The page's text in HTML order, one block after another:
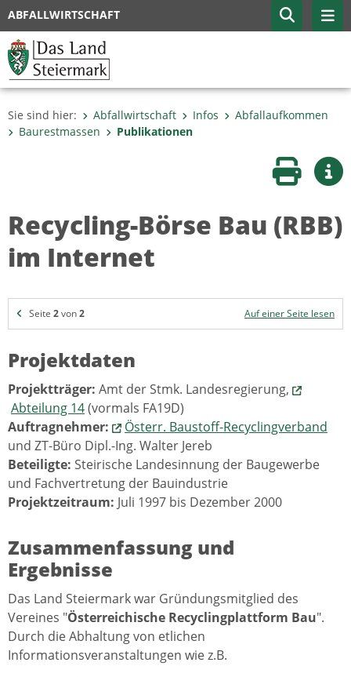
ABFALLWIRTSCHAFT
Sie sind hier: Abfallwirtschaft Infos
Abfallaufkommen
Baurestmassen
Publikationen
Seite
Recycling-Börse Bau (RBB)
im Internet
Seite 2von2 Auf einer Seite lesen
Projektdaten
Projektträger: Amt der Stmk. Landesregierung,
Abteilung 14(vormals FA19D)
Auftragnehmer:
Österr. Baustoff-Recyclingverband
und ZT-Büro Dipl.-Ing. Walter Jereb
Beteiligte: Steirische Landesinnung der Baugewerbe
und Fachvertretung der Bauindustrie
Projektzeitraum: Juli 1997 bis Dezember 2000
Zusammenfassung und
Ergebnisse
Das Land Steiermark war Gründungsmitglied des
Vereines "Österreichische Recyclingplattform Bau".
Durch die Abhaltung von etlichen
Informationsveranstaltungen wie z.B.